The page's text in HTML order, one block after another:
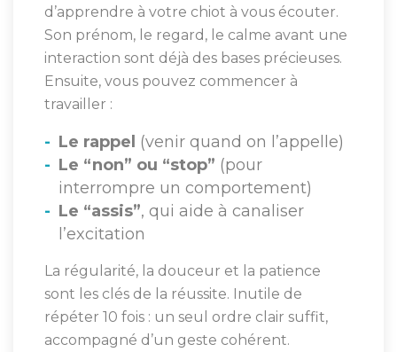
d’apprendre à votre chiot à vous écouter.
Son prénom, le regard, le calme avant une
interaction sont déjà des bases précieuses.
Ensuite, vous pouvez commencer à
travailler :
Le rappel (venir quand on l’appelle)
Le “non” ou “stop” (pour
interrompre un comportement)
Le “assis”, qui aide à canaliser
l’excitation
La régularité, la douceur et la patience
sont les clés de la réussite. Inutile de
répéter 10 fois : un seul ordre clair suffit,
accompagné d’un geste cohérent.